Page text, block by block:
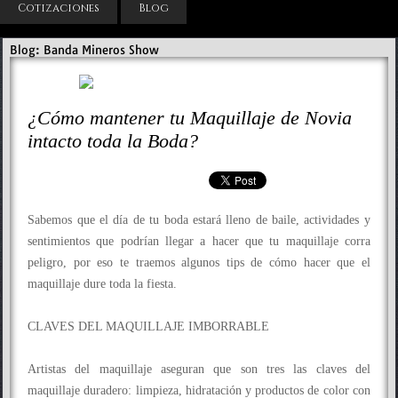
Cotizaciones Blog
Blog: Banda Mineros Show
¿Cómo mantener tu Maquillaje de Novia
intacto toda la Boda?
Sabemos que el día de tu boda estará lleno de baile, actividades y
sentimientos que podrían llegar a hacer que tu maquillaje corra
peligro, por eso te traemos algunos tips de cómo hacer que el
maquillaje dure toda la fiesta.
CLAVES DEL MAQUILLAJE IMBORRABLE
Artistas del maquillaje aseguran que son tres las claves del
maquillaje duradero: limpieza, hidratación y productos de color con